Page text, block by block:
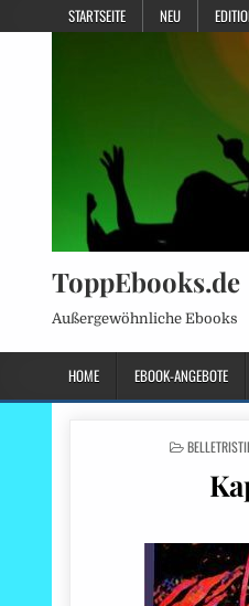
STARTSEITE NEU
ToppEbooks.de
Außergewöhnliche Ebooks
HOME EBOOK-ANGEBOTE
POSTED